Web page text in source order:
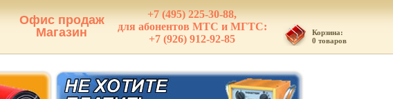
Офис продаж
Магазин
+7 (495) 225-30-88,
для абонентов МТС и МГТС:
+7 (926) 912-92-85
Корзина:
0 товаров